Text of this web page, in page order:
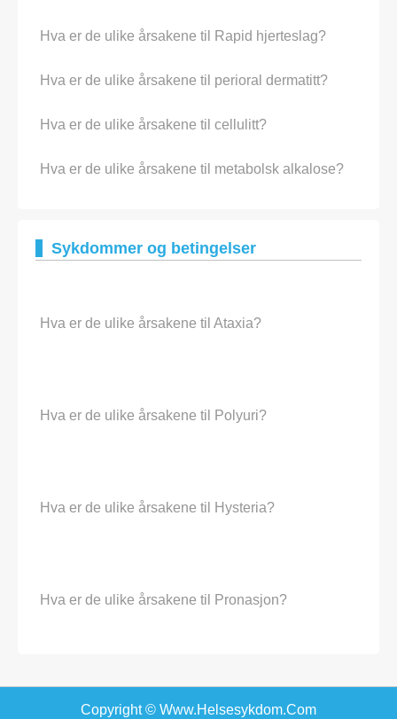
Hva er de ulike årsakene til Rapid hjerteslag?
Hva er de ulike årsakene til perioral dermatitt?
Hva er de ulike årsakene til cellulitt?
Hva er de ulike årsakene til metabolsk alkalose?
Sykdommer og betingelser
Hva er de ulike årsakene til Ataxia?
Hva er de ulike årsakene til Polyuri?
Hva er de ulike årsakene til Hysteria?
Hva er de ulike årsakene til Pronasjon?
Copyright © Www.helsesykdom.com